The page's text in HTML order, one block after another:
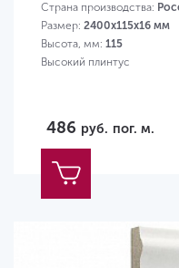
Страна производства:
Размер: 2400х115х16 мм
Высота, мм: 115
Высокий плинтус
486 руб. пог. м.